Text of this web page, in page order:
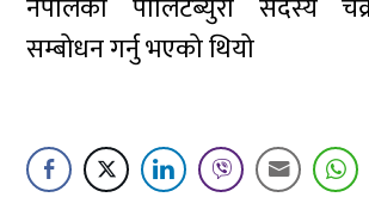
नेपालका पोलिटब्युरो सदस्य
सम्बोधन गर्नु भएको थियो